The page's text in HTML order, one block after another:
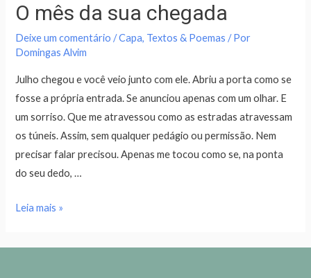
O mês da sua chegada
Deixe um comentário /Capa, Textos & Poemas / Por
Domingas Alvim
Julho chegou e você veio junto com ele. Abriu a porta como se
fosse a própria entrada. Se anunciou apenas com um olhar. E
um sorriso. Que me atravessou como as estradas atravessam
os túneis. Assim, sem qualquer pedágio ou permissão. Nem
precisar falar precisou. Apenas me tocou como se, na ponta
do seu dedo, …
Leia mais »